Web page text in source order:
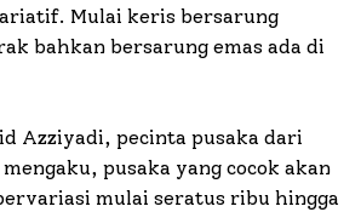
Mulai keris bersarung
bahkan bersarung emas ada di
Azziyadi, pecinta pusaka dari
pusaka yang cocok akan
mulai seratus ribu hingga